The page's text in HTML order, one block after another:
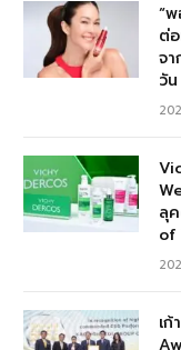
“
ต่
จ
วั
ลุ
of
เ